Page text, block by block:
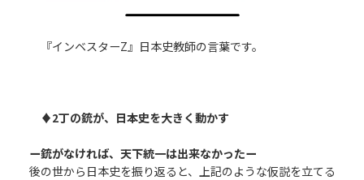
『インベスターZ』日本史教師の言葉です。
♦2丁の銃が、日本史を大きく動かす
ー銃がなければ、天下統一は出来なかったー
後の世から日本史を振り返ると、上記のような仮説を立てる